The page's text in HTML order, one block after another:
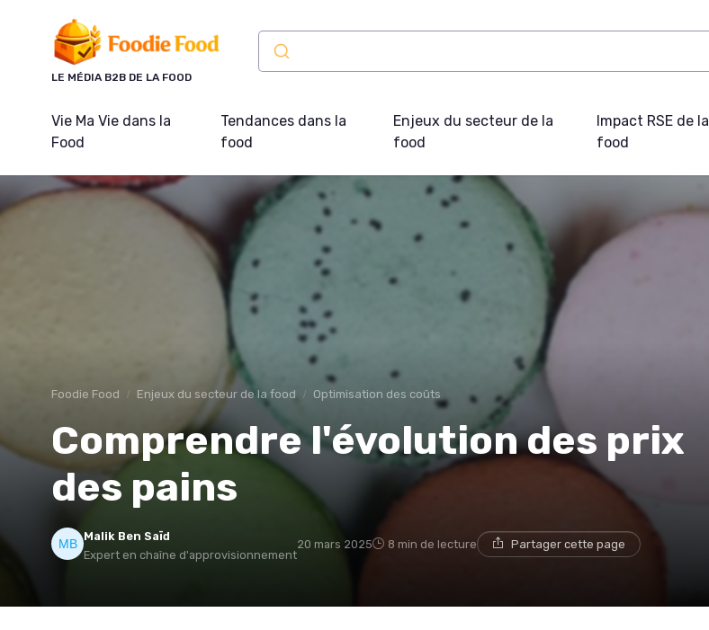
LE MÉDIA B2B DE LA FOOD
Vie Ma Vie dans la
Food
Tendances dans la
food
Enjeux du secteur de la
food
Impact RSE de la
food
Foodie Food Enjeux du secteur de la food Optimisation des coûts
Comprendre l'évolution des prix
des pains
Malik Ben Saïd
Expert en chaîne d'approvisionnement
20 mars 2025 8 min de lecture Partager cette page